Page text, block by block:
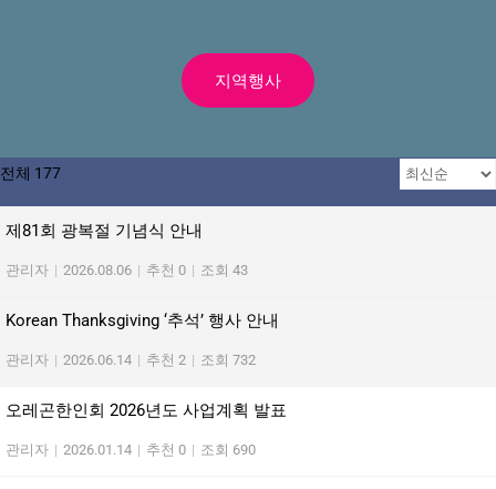
지역행사
전체 177
제81회 광복절 기념식 안내
관리자 | 2026.08.06 | 추천 0 | 조회 43
Korean Thanksgiving ‘추석’ 행사 안내
관리자 | 2026.06.14 | 추천 2 | 조회 732
오레곤한인회 2026년도 사업계획 발표
관리자 | 2026.01.14 | 추천 0 | 조회 690